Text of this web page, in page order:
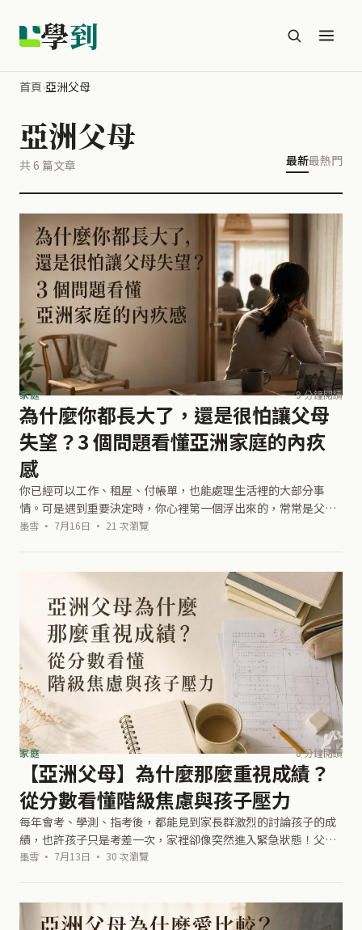
學到
首頁›亞洲父母
亞洲父母
共 6 篇文章 最新最熱門
家庭 9 分鐘閱讀
為什麼你都長大了，還是很怕讓父母
失望？3 個問題看懂亞洲家庭的內疚
感
你已經可以工作、租屋、付帳單，也能處理生活裡的大部分事
情。可是遇到重要決定時，你心裡第一個浮出來的，常常是父母
會不會失望。 你想搬出去，腦中先跑過一輪父母可能說的話：是
墨雪 · 7月16日 · 21 次瀏覽
家庭 8 分鐘閱讀
【亞洲父母】為什麼那麼重視成績？
從分數看懂階級焦慮與孩子壓力
每年會考、學測、指考後，都能見到家長群激烈的討論孩子的成
績，也許孩子只是考差一次，家裡卻像突然進入緊急狀態！父母
開始問你為什麼不用功、以後要怎麼辦，也提醒你別人都在補
墨雪 · 7月13日 · 30 次瀏覽